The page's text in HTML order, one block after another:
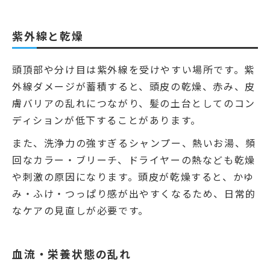
紫外線と乾燥
頭頂部や分け目は紫外線を受けやすい場所です。紫
外線ダメージが蓄積すると、頭皮の乾燥、赤み、皮
膚バリアの乱れにつながり、髪の土台としてのコン
ディションが低下することがあります。
また、洗浄力の強すぎるシャンプー、熱いお湯、頻
回なカラー・ブリーチ、ドライヤーの熱なども乾燥
や刺激の原因になります。頭皮が乾燥すると、かゆ
み・ふけ・つっぱり感が出やすくなるため、日常的
なケアの見直しが必要です。
血流・栄養状態の乱れ